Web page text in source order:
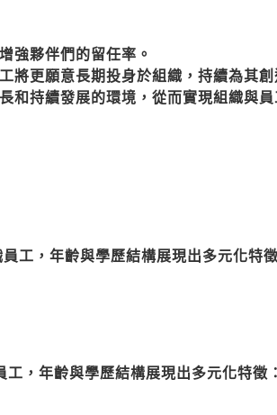
強夥伴們的留任率。
將更願意長期投身於組織，持續為其創
和持續發展的環境，從而實現組織與員
工，年齡與學歷結構展現出多元化特徵
，年齡與學歷結構展現出多元化特徵：